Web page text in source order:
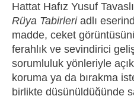
Hattat Hafız Yusuf
Rüya Tabirleriadlı
madde, ceket
ferahlık ve sevindirici
sorumluluk yönleriyle
koruma ya da bırakma
birlikte düşünüldüğünde